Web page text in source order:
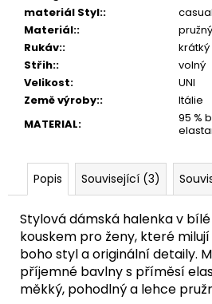
materiál Styl::
Materiál::
Rukáv::
krátký
Střih::
volný
Velikost:
UNI
Země výroby::
Itálie
MATERIAL:
95 %
Popis Související (3)
Stylová dámská halenka v
kouskem pro ženy, které
boho styl a originální detaily.
příjemné bavlny s příměsí
měkký, pohodlný a lehce